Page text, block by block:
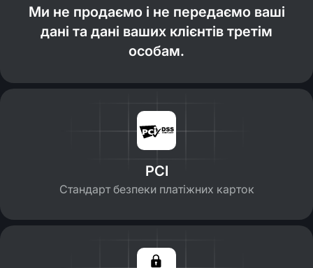
Ми не продаємо і не передаємо ваші
дані та дані ваших клієнтів третім
особам.
PCI
Стандарт безпеки платіжних карток